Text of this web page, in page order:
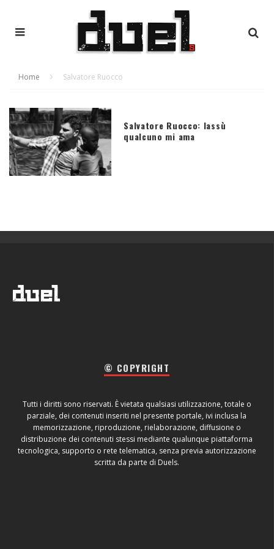
Home Salvatore Ruocco
Salvatore Ruocco: lassù
qualcuno mi ama
© COPYRIGHT
Tutti i diritti sono riservati. È vietata qualsiasi utilizzazione, totale o
parziale, dei contenuti inseriti nel presente portale, ivi inclusa la
memorizzazione, riproduzione, rielaborazione, diffusione o
distribuzione dei contenuti stessi mediante qualunque piattaforma
tecnologica, supporto o rete telematica, senza previa autorizzazione
scritta da parte di Duels.